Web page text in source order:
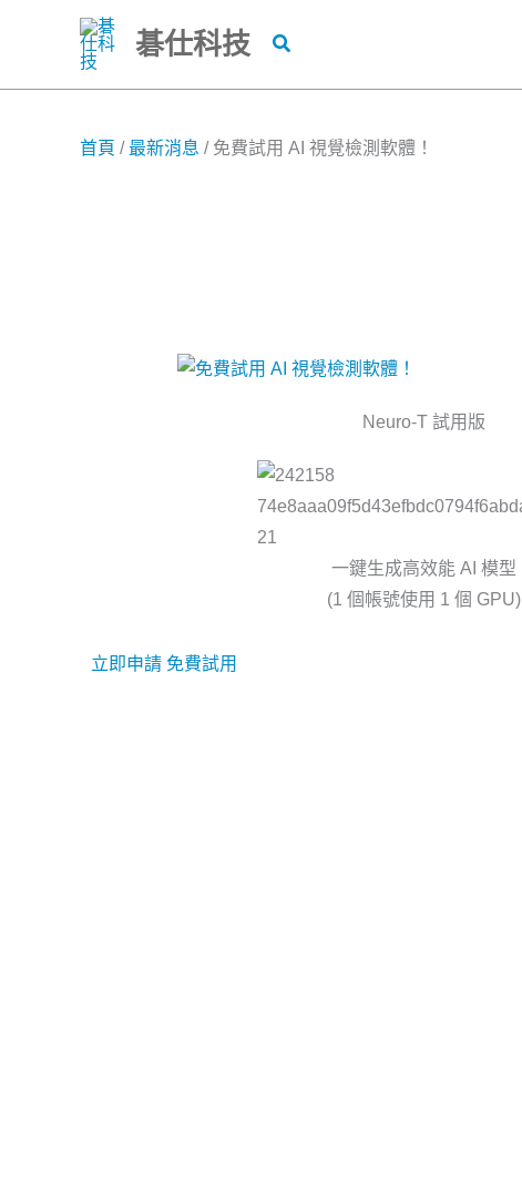
碁仕科技
搜
首頁 / 最新消息 / 免費試用 AI 視覺檢測軟體！
Neuro-T 試用版
一鍵生成高效能 AI 模型
(1 個帳號使用 1 個 GPU)
立即申請 免費試用